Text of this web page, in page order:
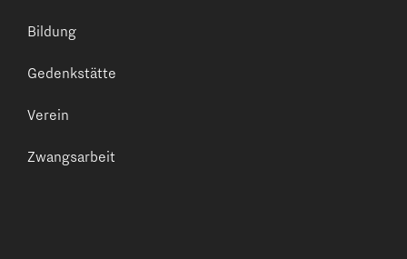
Bildung
Gedenkstätte
Verein
Zwangsarbeit